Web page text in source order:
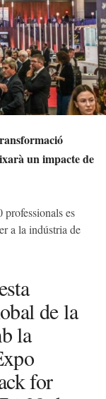
un impacte de
es
a la indústria de
de la
la
for